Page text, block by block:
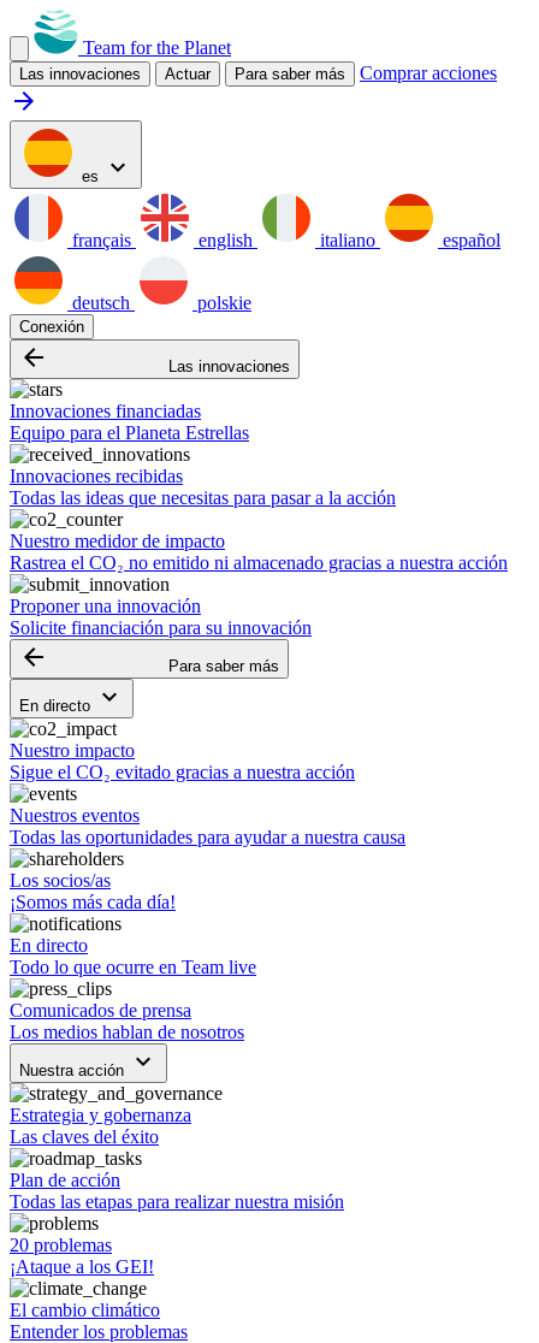
Team for the Planet
Las innovaciones Actuar Para saber más Comprar acciones
arrow_forward
es expand_more
français english italiano español
deutsch polskie
Conexión
arrow_backward Las innovaciones
Innovaciones financiadas
Equipo para el Planeta Estrellas
Innovaciones recibidas
Todas las ideas que necesitas para pasar a la acción
Nuestro medidor de impacto
Rastrea el CO₂ no emitido ni almacenado gracias a nuestra acción
Proponer una innovación
Solicite financiación para su innovación
arrow_backward Para saber más
En directo keyboard_arrow_down
Nuestro impacto
Sigue el CO₂ evitado gracias a nuestra acción
Nuestros eventos
Todas las oportunidades para ayudar a nuestra causa
Los socios/as
¡Somos más cada día!
En directo
Todo lo que ocurre en Team live
Comunicados de prensa
Los medios hablan de nosotros
Nuestra acción keyboard_arrow_down
Estrategia y gobernanza
Las claves del éxito
Plan de acción
Todas las etapas para realizar nuestra misión
20 problemas
¡Ataque a los GEI!
El cambio climático
Entender los problemas